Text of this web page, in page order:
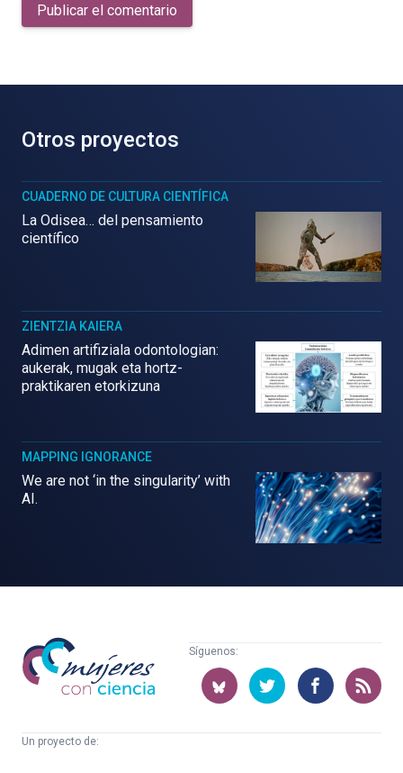
Publicar el comentario
Otros proyectos
CUADERNO DE CULTURA CIENTÍFICA
La Odisea… del pensamiento
científico
ZIENTZIA KAIERA
Adimen artifiziala odontologian:
aukerak, mugak eta hortz-
praktikaren etorkizuna
MAPPING IGNORANCE
We are not ‘in the singularity’ with
AI.
Mujeres
con
ciencia
Síguenos:
Un proyecto de: